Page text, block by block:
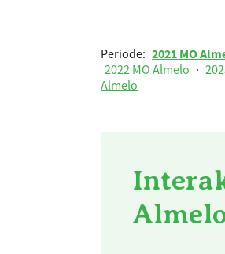
Periode: 2021 MO
2022 MO Almelo ·
Almelo